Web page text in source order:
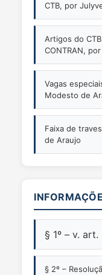
CTB, por
Artigos do
CONTRAN,
Vagas
Modesto de
Faixa de
de Araujo
§ 1º – v. art.
§ 2º –